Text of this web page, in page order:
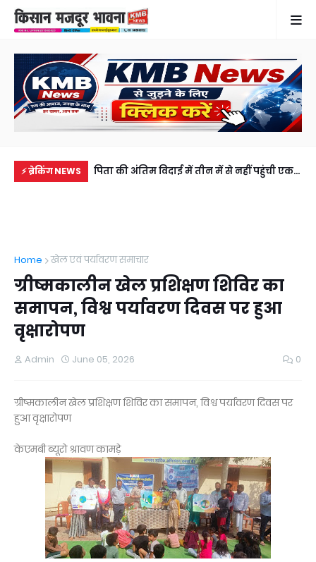
⚡ ब्रेकिंग NEWS
के किसान का
पिता की अंतिम विदाई में तीन में से नहीं पहुंची एक
Home खेल एवं पर्यावरण समाचार
ग्रीष्मकालीन खेल प्रशिक्षण शिविर का
समापन, विश्व पर्यावरण दिवस पर हुआ
वृक्षारोपण
Admin June 05, 2026 0
ग्रीष्मकालीन खेल प्रशिक्षण शिविर का समापन, विश्व पर्यावरण दिवस पर
हुआ वृक्षारोपण
केएमबी ब्यूरो श्रावण कामड़े